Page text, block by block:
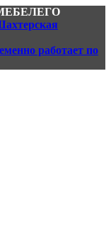
МЕБЕЛЕГО
работает по